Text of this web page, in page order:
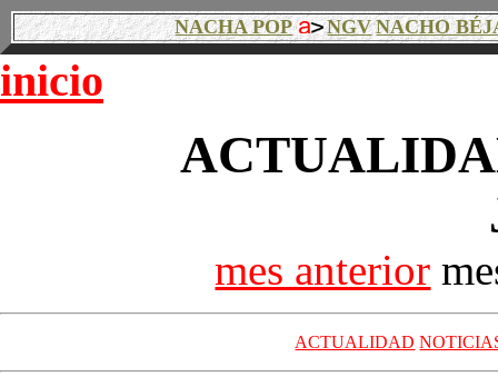
NACHA POP NGV NACHO
inicio
mes anterior
ACTUALIDAD